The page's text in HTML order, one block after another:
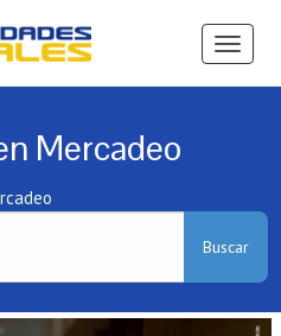
Ver
Mercadeo
Buscar